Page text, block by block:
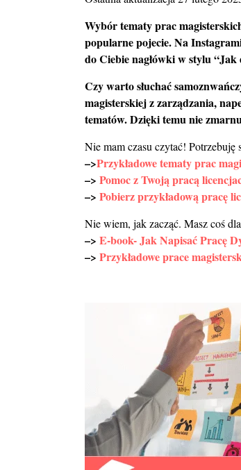
Wybór tematy prac
popularne pojecie. Na
do Ciebie nagłówki w stylu “Jak
Czy warto słuchać
magisterskiej z zarządzania,
tematów. Dzięki temu nie
Nie mam czasu czytać!
–>Przykładowe tematy prac
–> Pomoc z Twoją pracą
–> Pobierz przykładową pracę
Nie wiem, jak zacząć. Masz coś
–> E-book- Jak Napisać Pracę
–> Przykładowe prace